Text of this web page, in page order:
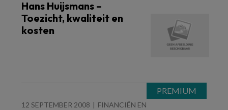
Hans Huijsmans –
Toezicht, kwaliteit en
kosten
12 SEPTEMBER 2008
FINANCIËN EN